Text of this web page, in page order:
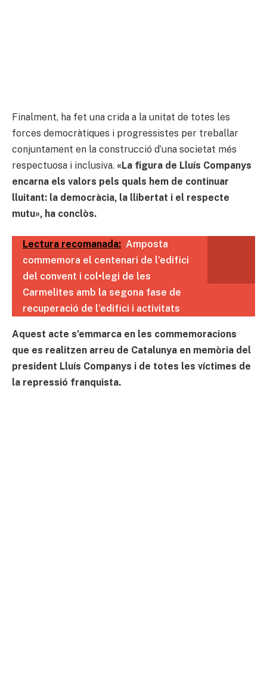
Finalment, ha fet una crida a la unitat de totes les
forces democràtiques i progressistes per treballar
conjuntament en la construcció d’una societat més
respectuosa i inclusiva. «La figura de Lluís Companys
encarna els valors pels quals hem de continuar
lluitant: la democràcia, la llibertat i el respecte
mutu», ha conclòs.
Lectura recomanada: Amposta
commemora el centenari de l’edifici
del convent i col•legi de les
Carmelites amb la segona fase de
recuperació de l’edifici i activitats
Aquest acte s’emmarca en les commemoracions
que es realitzen arreu de Catalunya en memòria del
president Lluís Companys i de totes les víctimes de
la repressió franquista.